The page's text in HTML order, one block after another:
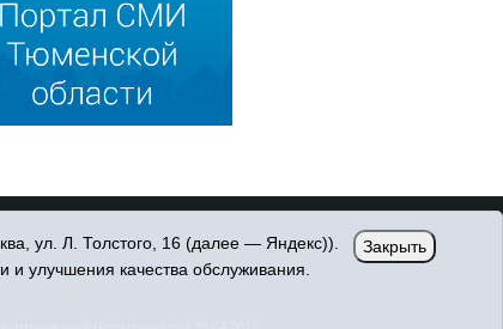
ул. Л. Толстого, 16 (далее — Яндекс)).
улучшения качества обслуживания.
Закрыть